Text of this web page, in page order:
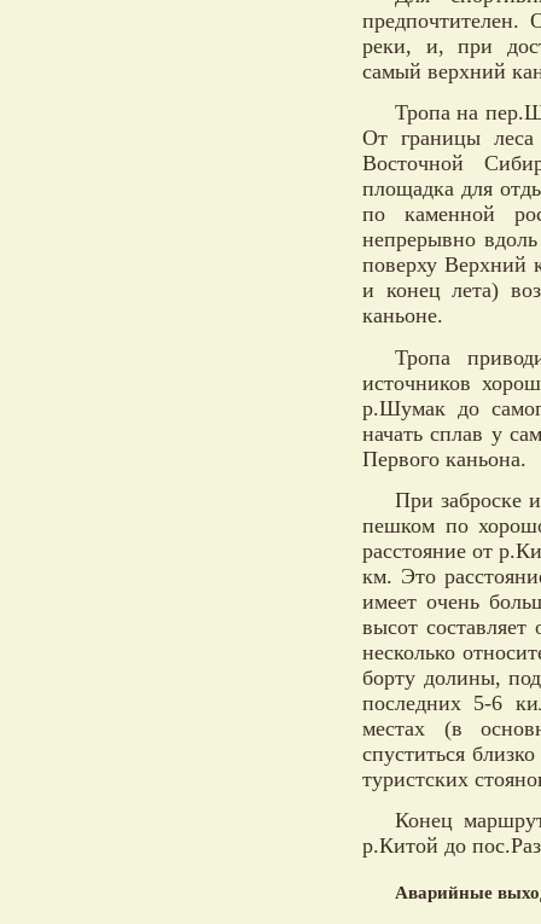
предпочтителен.
реки, и, при
самый верхний
Тропа на
От границы
Восточной
площадка для
по каменной
непрерывно
поверху Верхний
и конец лета)
каньоне.
Тропа
источников
р.Шумак до
начать сплав у
Первого каньона.
При заброске
пешком по
расстояние от
км. Это
имеет очень
высот
несколько
борту долины,
последних 5-6
местах (в
спуститься
туристских
Конец
р.Китой до
Аварийные